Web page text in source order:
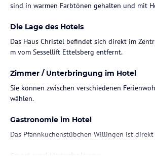
sind in warmen Farbtönen gehalten und mit
Die Lage des Hotels
Das Haus Christel befindet sich direkt im
Zimmer / Unterbringung im Hotel
Sie können zwischen verschiedenen
wählen.
Gastronomie im Hotel
Das Pfannkuchenstübchen Willingen ist direkt